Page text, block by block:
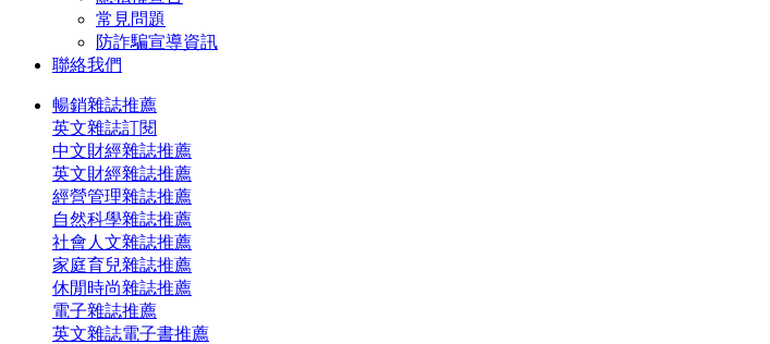
常見問題
​防詐騙宣導資訊
聯絡我們
暢銷雜誌推薦
英文雜誌訂閱
中文財經雜誌推薦
英文財經雜誌推薦
經營管理雜誌推薦
自然科學雜誌推薦
社會人文雜誌推薦
家庭育兒雜誌推薦
休閒時尚雜誌推薦
電子雜誌推薦
英文雜誌電子書推薦